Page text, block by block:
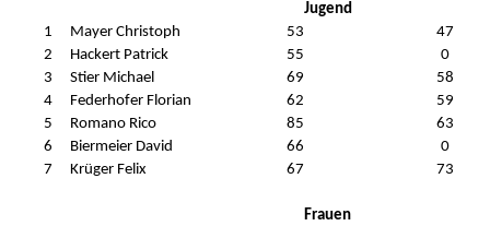
Jugend
1
Mayer Christoph 53
47
2
Hackert Patrick 55
0
3
Stier Michael 69
58
4
Federhofer Florian 62
59
5
Romano Rico 85
63
6
Biermeier David 66
0
7
Krüger Felix 67 73
Frauen